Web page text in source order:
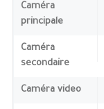
Caméra
principale
Caméra
secondaire
Caméra video